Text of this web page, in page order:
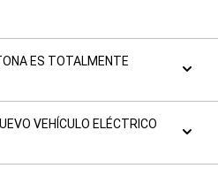
ES TOTALMENTE
VEHÍCULO ELÉCTRICO